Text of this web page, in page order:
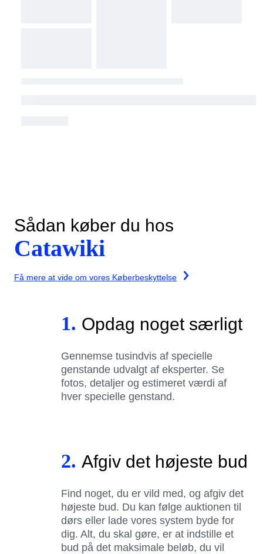
Sådan køber du hos
Catawiki
Få mere at vide om vores Køberbeskyttelse
1. Opdag noget særligt
Gennemse tusindvis af specielle
genstande udvalgt af eksperter. Se
fotos, detaljer og estimeret værdi af
hver specielle genstand.
2. Afgiv det højeste bud
Find noget, du er vild med, og afgiv det
højeste bud. Du kan følge auktionen til
dørs eller lade vores system byde for
dig. Alt, du skal gøre, er at indstille et
bud på det maksimale beløb, du vil